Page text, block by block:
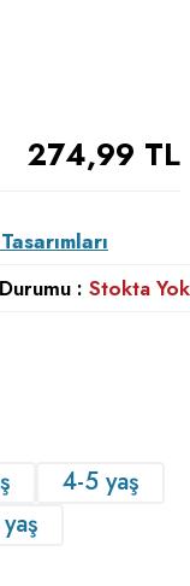
274,99 TL
: Stokta Yok
4-5 yaş